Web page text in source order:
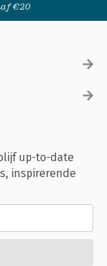
€20
up-to-date
inspirerende